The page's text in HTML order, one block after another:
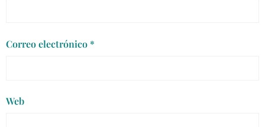
Correo electrónico *
Web